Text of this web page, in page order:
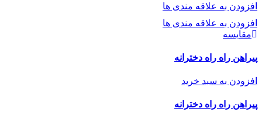
افزودن به علاقه مندی ها
افزودن به علاقه مندی ها
مقایسه
پیراهن راه راه دخترانه
افزودن به سبد خرید
پیراهن راه راه دخترانه